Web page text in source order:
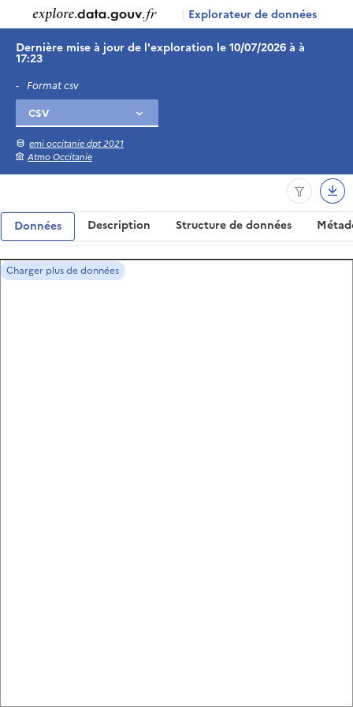
| Explorateur de données
Dernière mise à jour de l'exploration le 10/07/2026 à à
17:23
- Format csv
emi occitanie dpt 2021
Atmo Occitanie
Données Description Structure de données
Charger plus de données